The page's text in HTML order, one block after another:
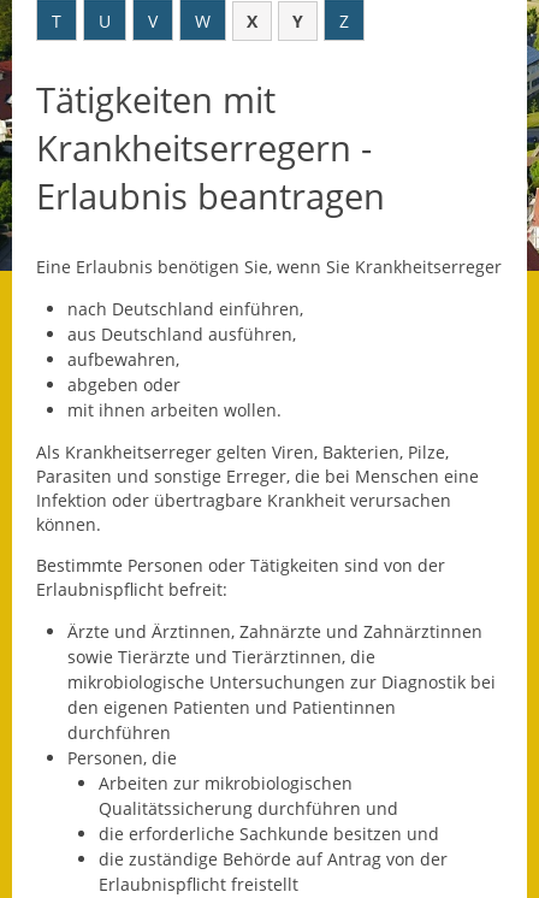
Datenschutz
Datenschutz im
Steueramt
Gebärdensprache
Geschichte und
Was die Alten noch
wussten!
Lärmaktionsplan
Mitteilungsblatt
Nachhaltigkeitsbericht
Ortsplan
Schadensmeldung
T
U V W X Y Z
Tätigkeiten mit
Krankheitserregern -
Erlaubnis beantragen
Eine Erlaubnis benötigen Sie, wenn Sie Krankheitserreger
nach Deutschland einführen,
aus Deutschland ausführen,
aufbewahren,
abgeben oder
mit ihnen arbeiten wollen.
Als Krankheitserreger gelten Viren, Bakterien, Pilze,
Parasiten und sonstige Erreger, die bei Menschen eine
Infektion oder übertragbare Krankheit verursachen
können.
Bestimmte Personen oder Tätigkeiten sind von der
Erlaubnispflicht befreit:
Ärzte und Ärztinnen, Zahnärzte und Zahnärztinnen
sowie Tierärzte und Tierärztinnen, die
mikrobiologische Untersuchungen zur Diagnostik bei
den eigenen Patienten und Patientinnen
durchführen
Personen, die
Arbeiten zur mikrobiologischen
Qualitätssicherung durchführen und
die erforderliche Sachkunde besitzen und
die zuständige Behörde auf Antrag von der
Erlaubnispflicht freistellt